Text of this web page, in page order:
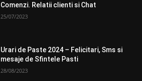
Comenzi. Relatii clienti si Chat
25/07/2023
Urari de Paste 2024 – Felicitari, Sms si
mesaje de Sfintele Pasti
28/08/2023